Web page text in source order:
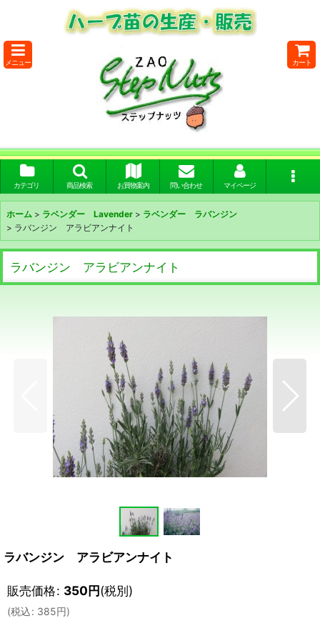
メニュー カート
カテゴリ 商品検索 お買物案内 問い合わせ マイページ
ホーム > ラベンダー Lavender > ラベンダー ラバンジン
> ラバンジン アラビアンナイト
ラバンジン アラビアンナイト
ラバンジン アラビアンナイト
販売価格: 350円(税別)
(税込: 385円)